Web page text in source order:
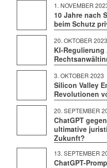
1. NOVEMBER
10 Jahre nach
beim Schutz
20. OKTOBER 2023
KI-
3. OKTOBER 2023
Silicon Valley
Revolutionen
20. SEPTEMBER
ChatGPT
ultimative
Zukunft?
13. SEPTEMBER
ChatGPT-